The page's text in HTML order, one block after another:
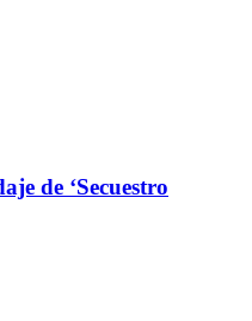
de ‘Secuestro